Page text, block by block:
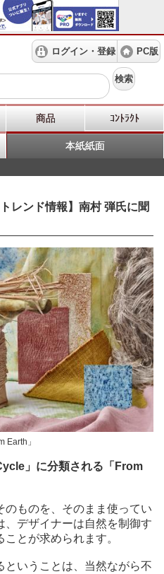
ログイン・登録 PC版
検索
商品 ｺﾝﾄﾗｸﾄ
本紙紙面
レンド情報】南村 弾氏に聞
Earth」
」に分類される「From
ものを、そのまま使ってい
、デザイナーは自然を制御す
とが求められます。
いうことは、当然ながら不